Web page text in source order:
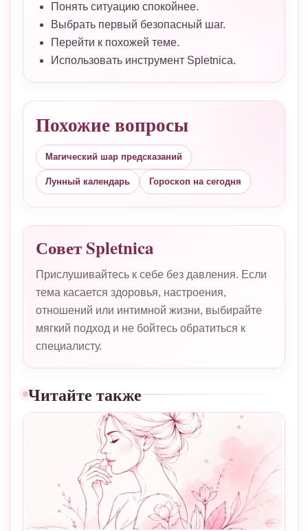
Понять ситуацию спокойнее.
Выбрать первый безопасный шаг.
Перейти к похожей теме.
Использовать инструмент Spletnica.
Похожие вопросы
Магический шар предсказаний
Лунный календарь Гороскоп на сегодня
Совет Spletnica
Прислушивайтесь к себе без давления. Если
тема касается здоровья, настроения,
отношений или интимной жизни, выбирайте
мягкий подход и не бойтесь обратиться к
специалисту.
Читайте также